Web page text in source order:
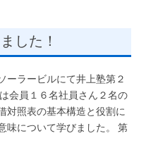
した！
ーラービルにて井上塾第２
会員１６名社員さん２名の
対照表の基本構造と役割に
味について学びました。 第